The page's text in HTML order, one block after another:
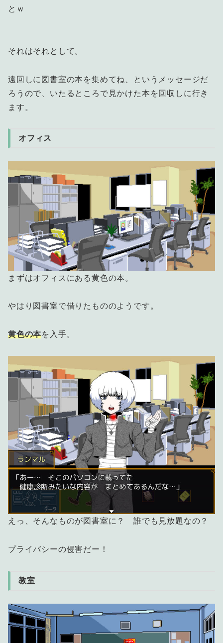
とｗ
それはそれとして。
遠回しに図書室の本を集めてね、というメッセージだ
ろうので、いたるところで見かけた本を回収しに行き
ます。
オフィス
まずはオフィスにある黄色の本。
やはり図書室で借りたもののようです。
黄色の本を入手。
えっ、そんなものが図書室に？ 誰でも見放題なの？
プライバシーの侵害だー！
教室